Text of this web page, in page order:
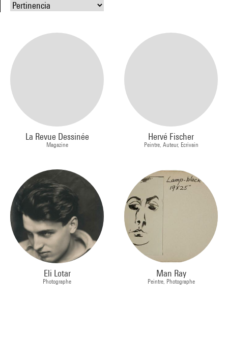
La Revue Dessinée
Magazine
Hervé Fischer
Peintre, Auteur, Ecrivain
Eli Lotar
Photographe
Man Ray
Peintre, Photographe